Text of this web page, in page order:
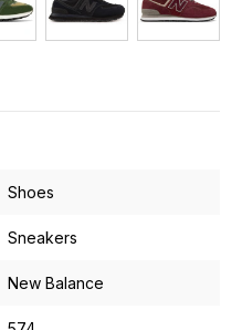
Shoes
Sneakers
New Balance